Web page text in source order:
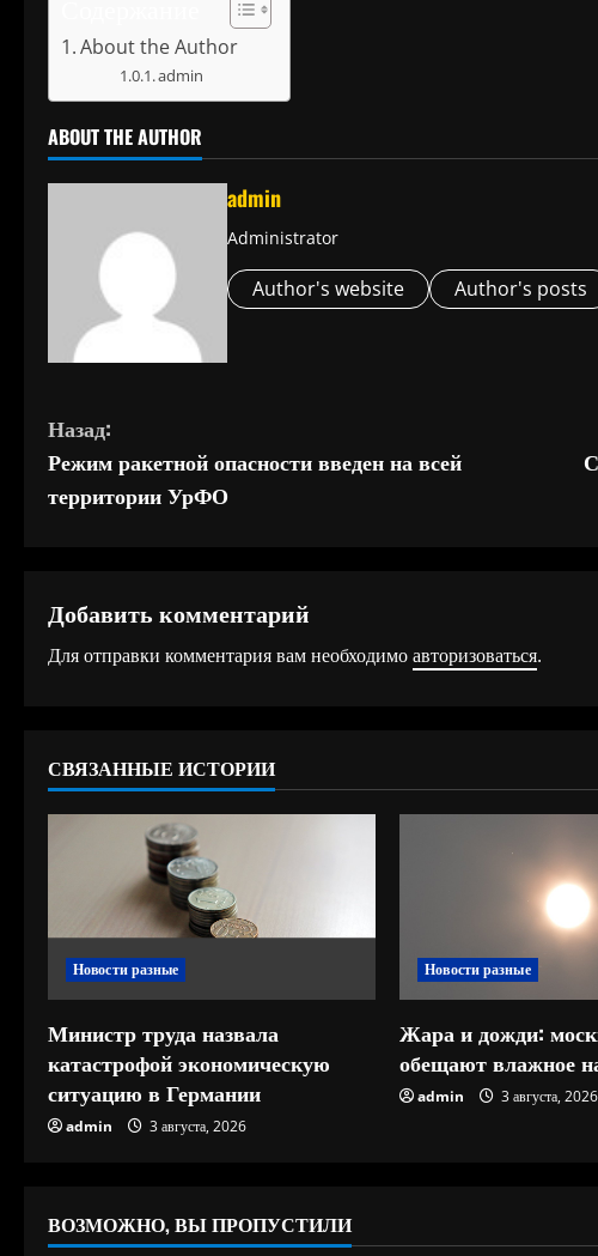
About the Author
admin
ABOUT THE AUTHOR
admin
Administrator
Author's website Author's posts
П
р
о
и
ч
т
е
н
и
Назад:
Режим ракетной опасности введен на всей
территории УрФО
Добавить комментарий
Для отправки комментария вам необходимоавторизоваться.
СВЯЗАННЫЕ ИСТОРИИ
Новости разные
Министр труда назвала
катастрофой экономическую
ситуацию в Германии
admin 3 августа, 2026
Новости разные
Жара и дожди:
обещают влажное
admin 3 августа, 2026
ВОЗМОЖНО, ВЫ ПРОПУСТИЛИ